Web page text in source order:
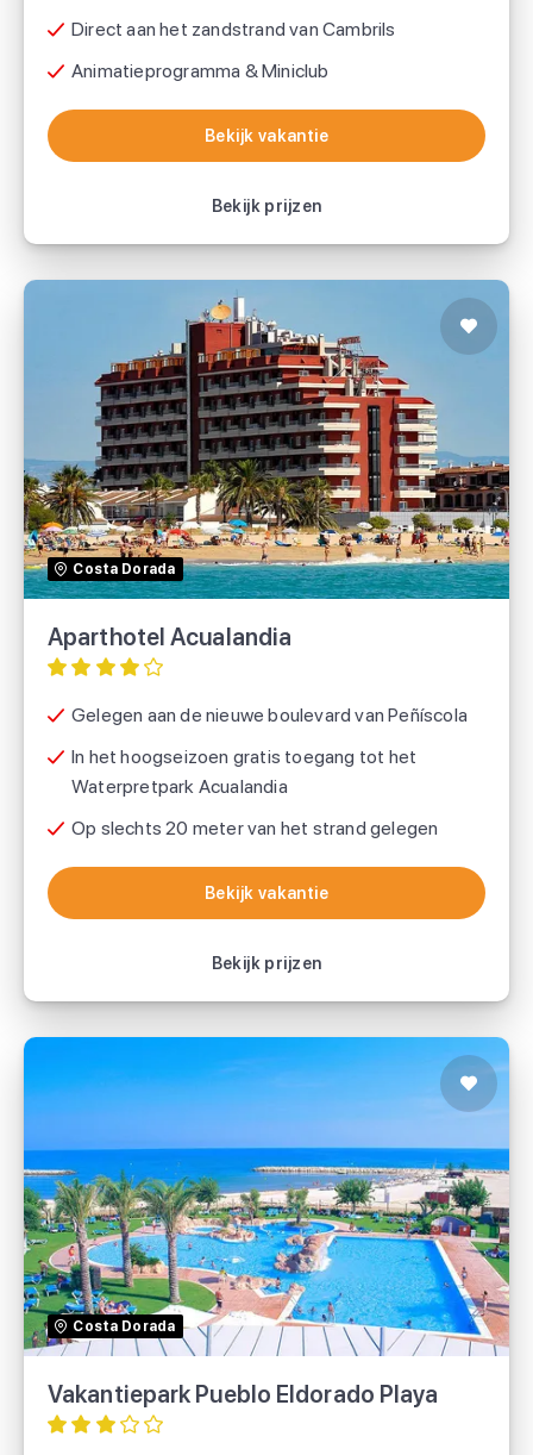
Direct aan het zandstrand van Cambrils
Animatieprogramma & Miniclub
Bekijk vakantie
Bekijk prijzen
Bekijk vakantie
Costa Dorada
Aparthotel Acualandia
Gelegen aan de nieuwe boulevard van Peñíscola
In het hoogseizoen gratis toegang tot het
Waterpretpark Acualandia
Op slechts 20 meter van het strand gelegen
Bekijk vakantie
Bekijk prijzen
Aparthotel Acualandia
Bekijk vakantie
Costa Dorada
Vakantiepark Pueblo Eldorado Playa
Vakantiepark Pueblo Eldorado Playa
TUI